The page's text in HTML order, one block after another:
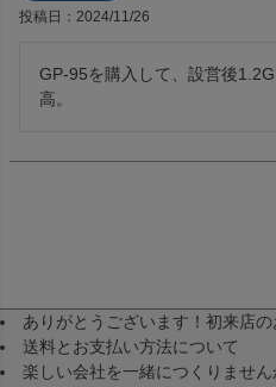
投稿日 2024/11/26
GP-95を購入して、設営後
高。
ありがとうございます！初来店の
送料とお支払い方法について
楽しい会社を一緒につくりません